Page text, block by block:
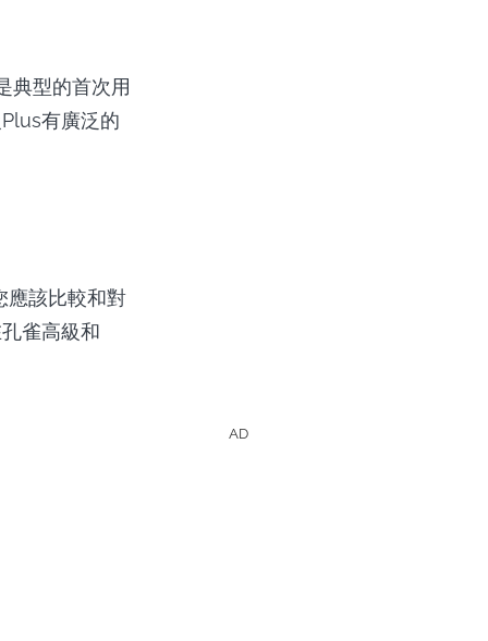
典型的首次用
有廣泛的
應該比較和對
雀高級和
AD